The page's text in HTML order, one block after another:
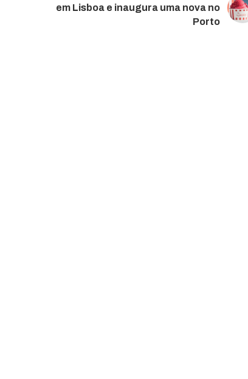
em Lisboa e inaugura uma nova no
Porto